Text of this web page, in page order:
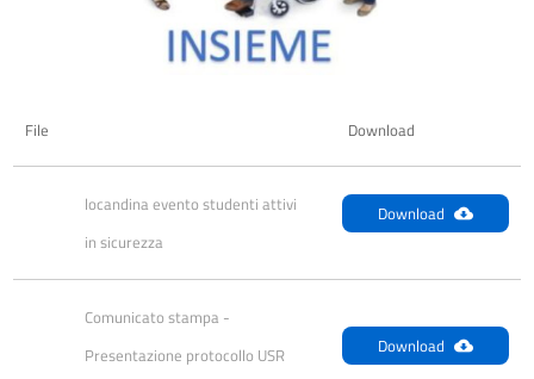
File Download
locandina evento studenti attivi
in sicurezza
Download
Comunicato stampa -
Presentazione protocollo USR
Download